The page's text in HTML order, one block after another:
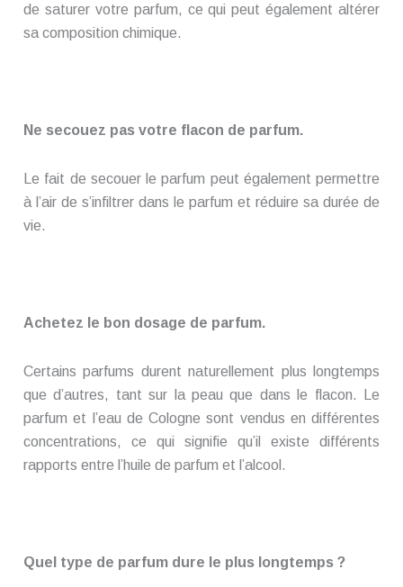
de saturer votre parfum, ce qui peut également altérer
sa composition chimique.
Ne secouez pas votre flacon de parfum.
Le fait de secouer le parfum peut également permettre
à l’air de s’infiltrer dans le parfum et réduire sa durée de
vie.
Achetez le bon dosage de parfum.
Certains parfums durent naturellement plus longtemps
que d’autres, tant sur la peau que dans le flacon. Le
parfum et l’eau de Cologne sont vendus en différentes
concentrations, ce qui signifie qu’il existe différents
rapports entre l’huile de parfum et l’alcool.
Quel type de parfum dure le plus longtemps ?